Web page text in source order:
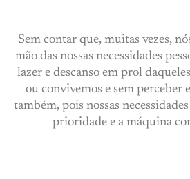
Sem contar que, muitas vezes,
mão das nossas necessidades
lazer e descanso em prol
ou convivemos e sem perceber
também, pois nossas
prioridade e a máquina